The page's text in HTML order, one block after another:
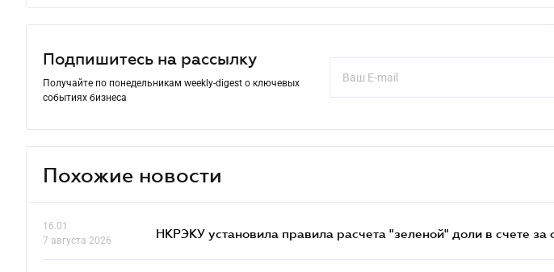
Подпишитесь на рассылку
Получайте по понедельникам weekly-digest о ключевых
событиях бизнеса
Похожие новости
16.01
7 августа 2026
НКРЭКУ установила правила расчета "зеленой" доли в счете за